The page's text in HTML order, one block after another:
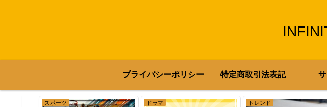
プライバシーポリシー 特定商取引法表記
スポーツ ドラマ トレンド